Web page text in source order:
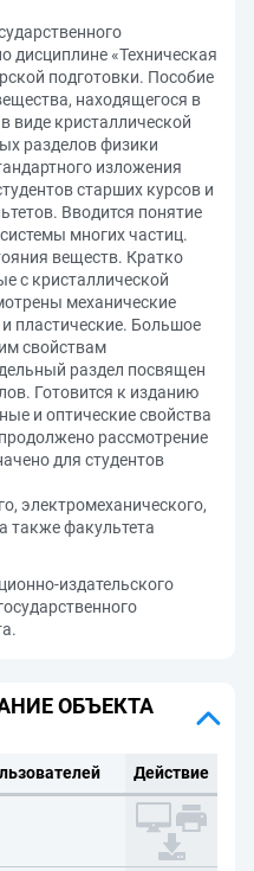
дисциплине «Техническая
подготовки. Пособие
находящегося в
виде кристаллической
разделов физики
изложения
старших курсов и
Вводится понятие
многих частиц.
веществ. Кратко
с кристаллической
механические
и пластические. Большое
свойствам
раздел посвящен
Готовится к изданию
и оптические свойства
рассмотрение
для студентов
электромеханического,
также факультета
издательского
ОБЪЕКТА
Действие